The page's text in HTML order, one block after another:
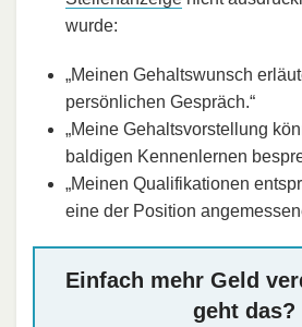
wurde:
„Meinen Gehaltswunsch
persönlichen Gespräch.“
„Meine Gehaltsvorstellung
baldigen Kennenlernen
„Meinen Qualifikationen
eine der Position
Einfach mehr Geld
geht das?